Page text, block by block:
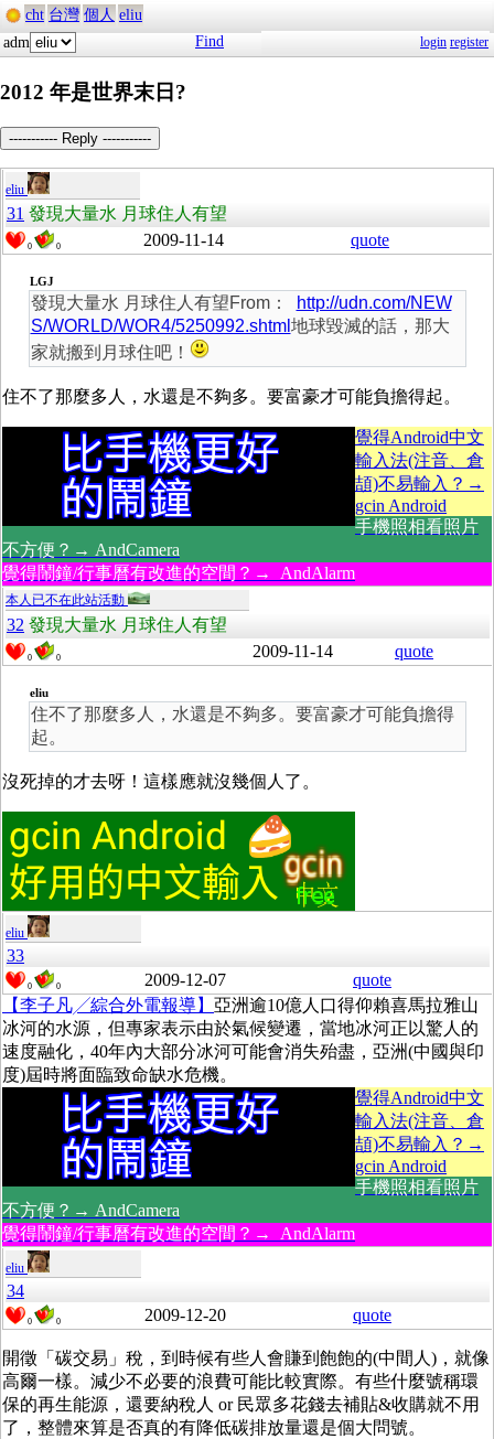
cht 台灣 個人 eliu
adm
Find login register
2012 年是世界末日?
----------- Reply -----------
eliu
31 發現大量水 月球住人有望
0 0 2009-11-14 quote
LGJ
發現大量水 月球住人有望From：
http://udn.com/NEW
S/WORLD/WOR4/5250992.shtml 地球毀滅的話，那大
家就搬到月球住吧！
住不了那麼多人，水還是不夠多。要富豪才可能負擔得起。
覺得Android中文
輸入法(注音、倉
頡)不易輸入？→
gcin Android
手機照相看照片
不方便？→ AndCamera
覺得鬧鐘/行事曆有改進的空間？→ AndAlarm
本人已不在此站活動
32 發現大量水 月球住人有望
0 0 2009-11-14 quote
eliu
住不了那麼多人，水還是不夠多。要富豪才可能負擔得
起。
沒死掉的才去呀！這樣應就沒幾個人了。
eliu
33
0 0 2009-12-07
quote
【李子凡╱綜合外電報導】 亞洲逾10億人口得仰賴喜馬拉雅山
冰河的水源，但專家表示由於氣候變遷，當地冰河正以驚人的
速度融化，40年內大部分冰河可能會消失殆盡，亞洲(中國與印
度)屆時將面臨致命缺水危機。
覺得Android中文
輸入法(注音、倉
頡)不易輸入？→
gcin Android
手機照相看照片
不方便？→ AndCamera
覺得鬧鐘/行事曆有改進的空間？→ AndAlarm
eliu
34
0 0 2009-12-20 quote
開徵「碳交易」稅，到時候有些人會賺到飽飽的(中間人)，就像
高爾一樣。減少不必要的浪費可能比較實際。有些什麼號稱環
保的再生能源，還要納稅人 or 民眾多花錢去補貼&收購就不用
了，整體來算是否真的有降低碳排放量還是個大問號。